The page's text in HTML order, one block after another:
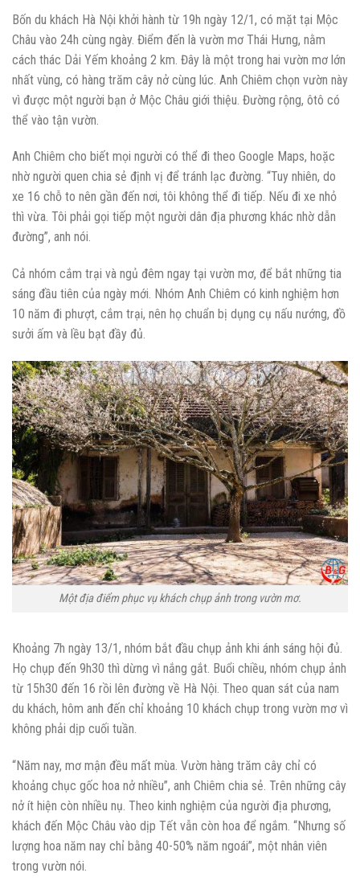
Bốn du khách Hà Nội khởi hành từ 19h ngày 12/1, có mặt tại Mộc
Châu vào 24h cùng ngày. Điểm đến là vườn mơ Thái Hưng, nằm
cách thác Dải Yếm khoảng 2 km. Đây là một trong hai vườn mơ lớn
nhất vùng, có hàng trăm cây nở cùng lúc. Anh Chiêm chọn vườn này
vì được một người bạn ở Mộc Châu giới thiệu. Đường rộng, ôtô có
thể vào tận vườn.
Anh Chiêm cho biết mọi người có thể đi theo Google Maps, hoặc
nhờ người quen chia sẻ định vị để tránh lạc đường. “Tuy nhiên, do
xe 16 chỗ to nên gần đến nơi, tôi không thể đi tiếp. Nếu đi xe nhỏ
thì vừa. Tôi phải gọi tiếp một người dân địa phương khác nhờ dẫn
đường”, anh nói.
Cả nhóm cắm trại và ngủ đêm ngay tại vườn mơ, để bắt những tia
sáng đầu tiên của ngày mới. Nhóm Anh Chiêm có kinh nghiệm hơn
10 năm đi phượt, cắm trại, nên họ chuẩn bị dụng cụ nấu nướng, đồ
sưởi ấm và lều bạt đầy đủ.
Một địa điểm phục vụ khách chụp ảnh trong vườn mơ.
Khoảng 7h ngày 13/1, nhóm bắt đầu chụp ảnh khi ánh sáng hội đủ.
Họ chụp đến 9h30 thì dừng vì nắng gắt. Buổi chiều, nhóm chụp ảnh
từ 15h30 đến 16 rồi lên đường về Hà Nội. Theo quan sát của nam
du khách, hôm anh đến chỉ khoảng 10 khách chụp trong vườn mơ vì
không phải dịp cuối tuần.
“Năm nay, mơ mận đều mất mùa. Vườn hàng trăm cây chỉ có
khoảng chục gốc hoa nở nhiều”, anh Chiêm chia sẻ. Trên những cây
nở ít hiện còn nhiều nụ. Theo kinh nghiệm của người địa phương,
khách đến Mộc Châu vào dịp Tết vẫn còn hoa để ngắm. “Nhưng số
lượng hoa năm nay chỉ bằng 40-50% năm ngoái”, một nhân viên
trong vườn nói.